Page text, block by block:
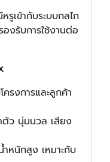
รูเข้ากับระบบกลไก
งรับการใช้งานต่อ
รงการและลูกค้า
ตัว นุ่มนวล เสียง
หนักสูง เหมาะกับ